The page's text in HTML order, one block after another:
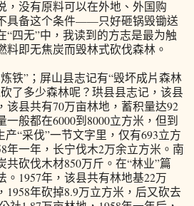
没有原料可以在外地、外国购
具备这个条件——只好砸锅毁锄送
“四无”中，我读到的方志是最为触
料即无焦炭而毁林式砍伐森林。
铁”；屏山县志记有“毁坏成片森林
了多少森林呢？珙县县志记，该县
该县共有70万亩林地，蓄积量达92
般都在6000到8000立方米，但到
产“采伐”一节文字里，仅有693立方
年一年，长宁伐木2万余立方米。南
共砍伐木材850万斤。在“林业”篇
。1957年，该县共有林地基22万
1958年砍掉8.9万立方米，后又砍去